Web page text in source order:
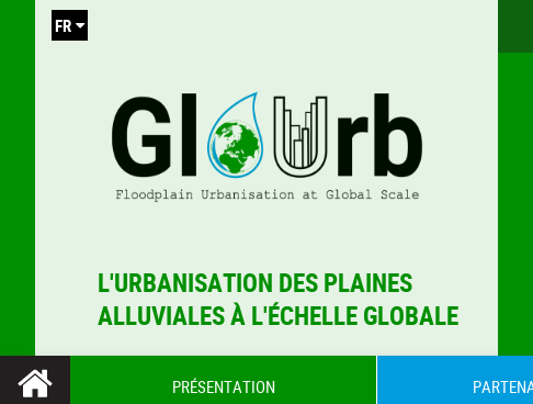
L'URBANISATION DES PLAINES
ALLUVIALES À L'ÉCHELLE GLOBALE
FR
PRÉSENTATION